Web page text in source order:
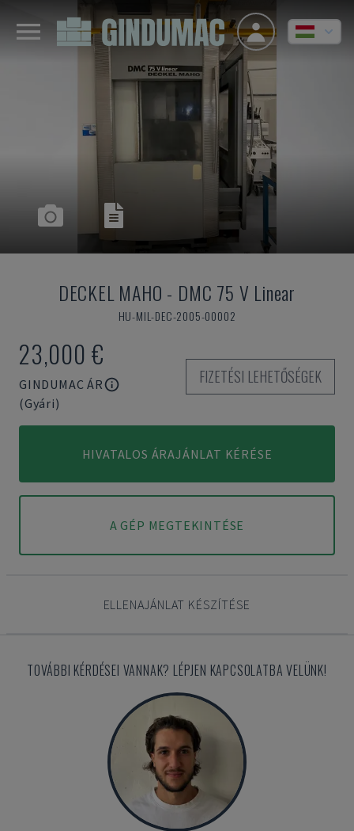
DECKEL MAHO - DMC 75 V Linear
HU-MIL-DEC-2005-00002
23,000 €
GINDUMAC ÁR
(Gyári)
FIZETÉSI LEHETŐSÉGEK
HIVATALOS ÁRAJÁNLAT KÉRÉSE
A GÉP MEGTEKINTÉSE
ELLENAJÁNLAT KÉSZÍTÉSE
TOVÁBBI KÉRDÉSEI VANNAK? LÉPJEN KAPCSOLATBA VELÜNK!